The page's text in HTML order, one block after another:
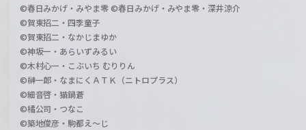
©春日みかげ・みやま零 ©春日みかげ・みやま零・深井涼介
©賀東招二・四季童子
©賀東招二・なかじまゆか
©神坂一・あらいずみるい
©木村心一・こぶいち むりりん
©榊一郎・なまにくＡＴＫ（ニトロプラス）
©細音啓・猫鍋蒼
©橘公司・つなこ
©築地俊彦・駒都え～じ